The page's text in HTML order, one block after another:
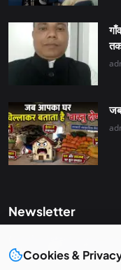
Newsletter
inbox. Sign up for our
Cookies &